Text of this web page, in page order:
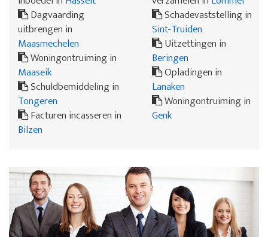
Dagvaarding
uitbrengen in
Maasmechelen
Woningontruiming in
Maaseik
Schuldbemiddeling in
Tongeren
Facturen incasseren in
Bilzen
Schadevaststelling in
Sint-Truiden
Uitzettingen in
Beringen
Opladingen in
Lanaken
Woningontruiming in
Genk